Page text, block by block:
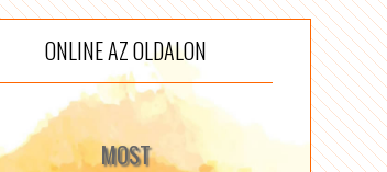
ONLINE AZ OLDALON
MOST